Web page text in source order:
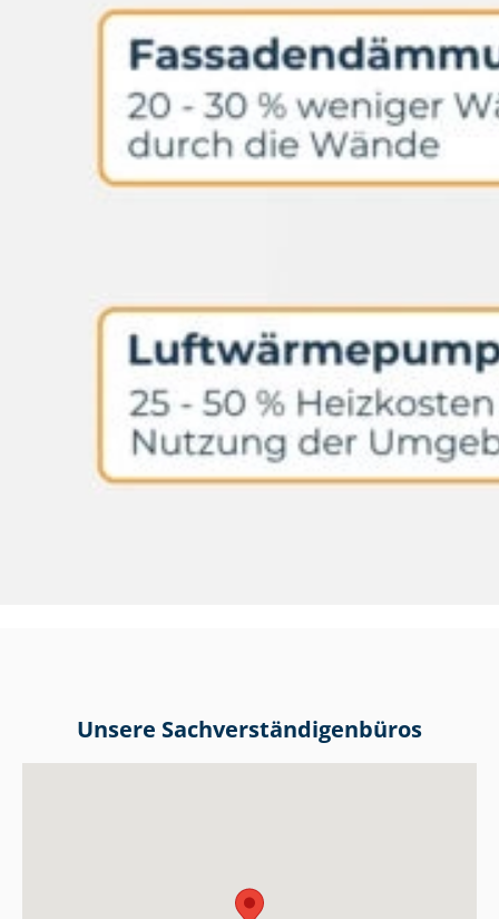
Unsere Sach­ver­stän­di­gen­bü­ros